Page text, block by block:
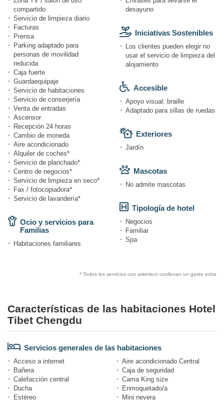
compartido
Servicio de limpieza diario
Facturas
Prensa
Parking adaptado para
personas de movilidad
reducida
Caja fuerte
Guardaequipaje
Servicio de habitaciones
Servicio de conserjería
Venta de entradas
Ascensor
Recepción 24 horas
Cambio de moneda
Aire acondicionado
Alquiler de coches*
Servicio de planchado*
Centro de negocios*
Servicio de limpieza en seco*
Fax / fotocopiadora*
Servicio de lavandería*
Ocio y servicios para
Familias
Habitaciones familiares
desayuno
Iniciativas Sostenibles
Los clientes pueden elegir no
usar el servicio de limpieza del
alojamiento
Accesible
Apoyo visual: braille
Adaptado para sillas de ruedas
Exteriores
Jardín
Mascotas
No admite mascotas
Tipología de hotel
Negocios
Familiar
Spa
* Todos los servicios con asterisco conllevan un gasto extra
Características de las habitaciones Hotel
Tibet Chengdu
Servicios generales de las habitaciones
Acceso a internet
Aire acondicionado Central
Bañera
Caja de seguridad
Calefacción central
Cama King size
Ducha
Enmoquetado/a
Estéreo
Mini nevera